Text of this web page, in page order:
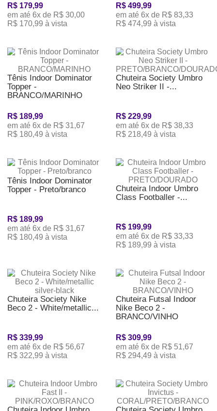
R$ 179,99
em até 6x de R$ 30,00
R$ 170,99 à vista
R$ 499,99
em até 6x de R$ 83,33
R$ 474,99 à vista
Tênis Indoor Dominator
Topper -
BRANCO/MARINHO
R$ 189,99
em até 6x de R$ 31,67
R$ 180,49 à vista
Chuteira Society Umbro
Neo Striker II -...
R$ 229,99
em até 6x de R$ 38,33
R$ 218,49 à vista
Tênis Indoor Dominator
Topper - Preto/branco
R$ 189,99
em até 6x de R$ 31,67
R$ 180,49 à vista
Chuteira Indoor Umbro
Class Footballer -...
R$ 199,99
em até 6x de R$ 33,33
R$ 189,99 à vista
Chuteira Society Nike
Beco 2 - White/metallic...
R$ 339,99
em até 6x de R$ 56,67
R$ 322,99 à vista
Chuteira Futsal Indoor
Nike Beco 2 -
BRANCO/VINHO
R$ 309,99
em até 6x de R$ 51,67
R$ 294,49 à vista